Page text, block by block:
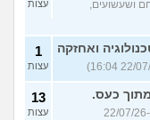
ושעשועים,
עצות
ואחזקה
1
עצות
כעס.
(אלכס, שם בדוי, בן 40, כתב ב-22/07/26
13
עצות